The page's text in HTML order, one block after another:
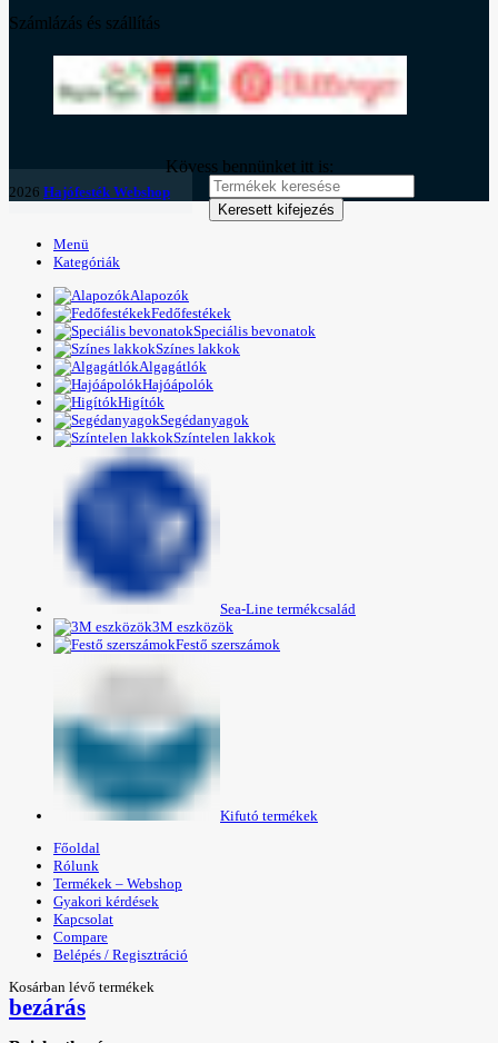
Számlázás és szállítás
Kövess bennünket itt is:
2026 Hajófesték Webshop
Keresett kifejezés
Menü
Kategóriák
Alapozók
Fedőfestékek
Speciális bevonatok
Színes lakkok
Algagátlók
Hajóápolók
Higítók
Segédanyagok
Színtelen lakkok
Sea-Line termékcsalád
3M eszközök
Festő szerszámok
Kifutó termékek
Főoldal
Rólunk
Termékek – Webshop
Gyakori kérdések
Kapcsolat
Compare
Belépés / Regisztráció
Kosárban lévő termékek
bezárás